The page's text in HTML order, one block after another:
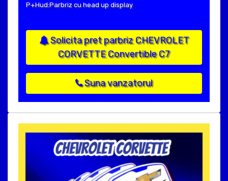
P+Hud:Parbriz cu head up display
Solicita pret parbriz CHEVROLET
CORVETTE Convertible C7
Suna vanzatorul